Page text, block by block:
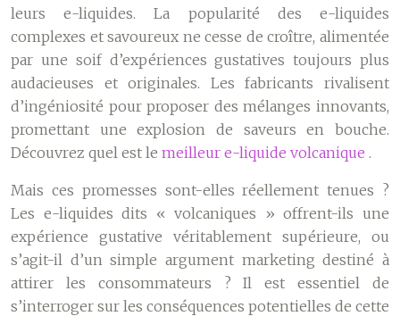
leurs e-liquides. La popularité des e-liquides
complexes et savoureux ne cesse de croître, alimentée
par une soif d’expériences gustatives toujours plus
audacieuses et originales. Les fabricants rivalisent
d’ingéniosité pour proposer des mélanges innovants,
promettant une explosion de saveurs en bouche.
Découvrez quel est le meilleur e-liquide volcanique .
Mais ces promesses sont-elles réellement tenues ?
Les e-liquides dits « volcaniques » offrent-ils une
expérience gustative véritablement supérieure, ou
s’agit-il d’un simple argument marketing destiné à
attirer les consommateurs ? Il est essentiel de
s’interroger sur les conséquences potentielles de cette